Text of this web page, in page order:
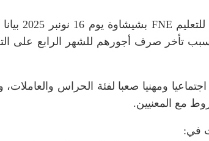
تأخر صرف أجورهم للشهر الرابع على
ومهنيا صعبا لفئة الحراس
مع المعنيين.
في: